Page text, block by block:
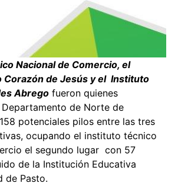
Nacional de Comercio, el
Corazón de Jesús y el Instituto
Abrego fueron quienes
de Norte de
potenciales pilos entre las tres
ocupando el instituto técnico
el segundo lugar con 57
de la Institución Educativa
de Pasto.